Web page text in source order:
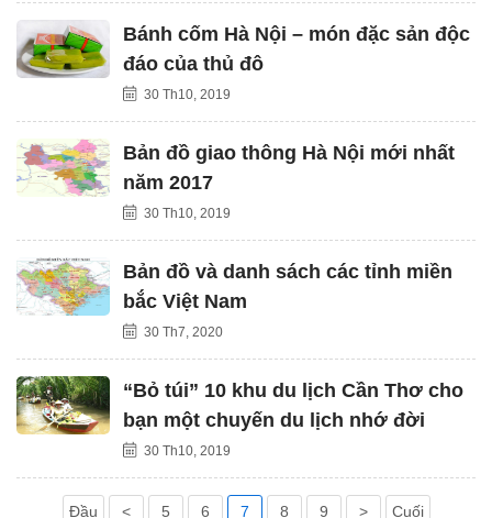
Bánh cốm Hà Nội – món đặc sản độc
đáo của thủ đô
30 Th10, 2019
Bản đồ giao thông Hà Nội mới nhất
năm 2017
30 Th10, 2019
Bản đồ và danh sách các tỉnh miền
bắc Việt Nam
30 Th7, 2020
“Bỏ túi” 10 khu du lịch Cần Thơ cho
bạn một chuyến du lịch nhớ đời
30 Th10, 2019
Đầu < 5 6 7 8 9 > Cuối